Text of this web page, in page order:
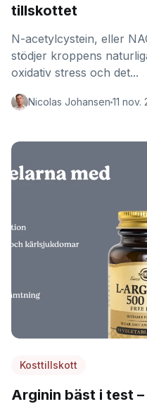
tillskottet
N-acetylcystein, eller
stödjer kroppens
oxidativ stress och det...
Nicolas Johansen 11 nov.
Kosttillskott
Arginin bäst i test